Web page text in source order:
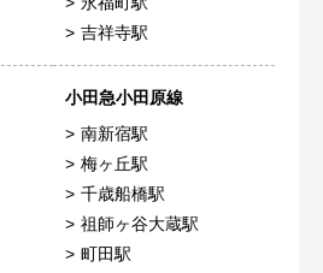
吉祥寺駅
小田急小田原線
南新宿駅
梅ヶ丘駅
千歳船橋駅
祖師ヶ谷大蔵駅
町田駅